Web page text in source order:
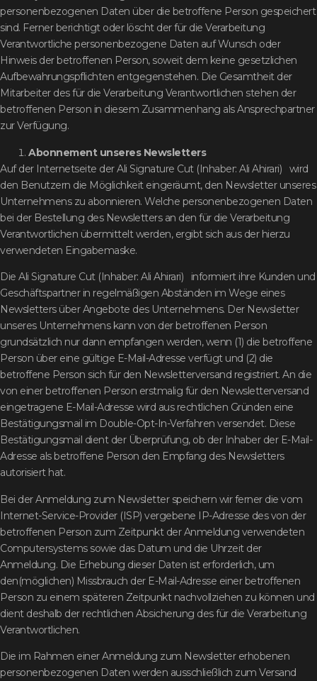
personenbezogenen Daten über die betroffene Person gespeichert
sind. Ferner berichtigt oder löscht der für die Verarbeitung
Verantwortliche personenbezogene Daten auf Wunsch oder
Hinweis der betroffenen Person, soweit dem keine gesetzlichen
Aufbewahrungspflichten entgegenstehen. Die Gesamtheit der
Mitarbeiter des für die Verarbeitung Verantwortlichen stehen der
betroffenen Person in diesem Zusammenhang als Ansprechpartner
zur Verfügung.
Abonnement unseres Newsletters
Auf der Internetseite der Ali Signature Cut (Inhaber: Ali Ahirari) wird
den Benutzern die Möglichkeit eingeräumt, den Newsletter unseres
Unternehmens zu abonnieren. Welche personenbezogenen Daten
bei der Bestellung des Newsletters an den für die Verarbeitung
Verantwortlichen übermittelt werden, ergibt sich aus der hierzu
verwendeten Eingabemaske.
Die Ali Signature Cut (Inhaber: Ali Ahirari) informiert ihre Kunden und
Geschäftspartner in regelmäßigen Abständen im Wege eines
Newsletters über Angebote des Unternehmens. Der Newsletter
unseres Unternehmens kann von der betroffenen Person
grundsätzlich nur dann empfangen werden, wenn (1) die betroffene
Person über eine gültige E-Mail-Adresse verfügt und (2) die
betroffene Person sich für den Newsletterversand registriert. An die
von einer betroffenen Person erstmalig für den Newsletterversand
eingetragene E-Mail-Adresse wird aus rechtlichen Gründen eine
Bestätigungsmail im Double-Opt-In-Verfahren versendet. Diese
Bestätigungsmail dient der Überprüfung, ob der Inhaber der E-Mail-
Adresse als betroffene Person den Empfang des Newsletters
autorisiert hat.
Bei der Anmeldung zum Newsletter speichern wir ferner die vom
Internet-Service-Provider (ISP) vergebene IP-Adresse des von der
betroffenen Person zum Zeitpunkt der Anmeldung verwendeten
Computersystems sowie das Datum und die Uhrzeit der
Anmeldung. Die Erhebung dieser Daten ist erforderlich, um
den(möglichen) Missbrauch der E-Mail-Adresse einer betroffenen
Person zu einem späteren Zeitpunkt nachvollziehen zu können und
dient deshalb der rechtlichen Absicherung des für die Verarbeitung
Verantwortlichen.
Die im Rahmen einer Anmeldung zum Newsletter erhobenen
personenbezogenen Daten werden ausschließlich zum Versand